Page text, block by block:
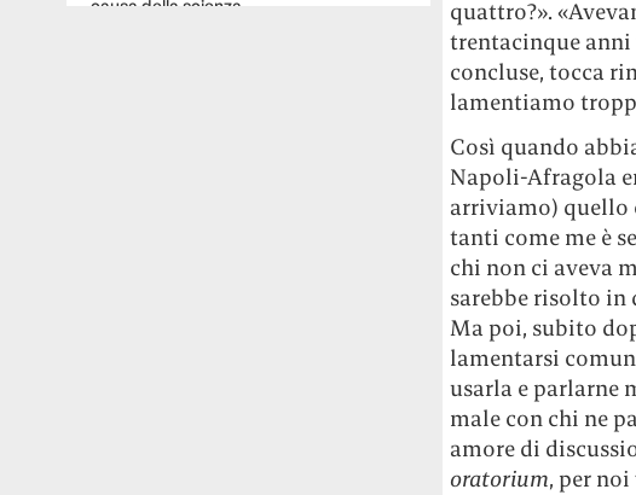
causa della scienza.
quattro?».
trentacinque anni
concluse, tocca
lamentiamo
Così quando
Napoli-Afragola
arriviamo) quello
tanti come me è
chi non ci aveva
sarebbe risolto
Ma poi, subito
lamentarsi
usarla e parlarne
male con chi ne
amore di
oratorium, per